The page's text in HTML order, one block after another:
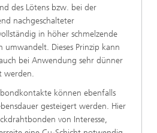
des Lötens bzw. bei der
nachgeschalteter
in höher schmelzende
umwandelt. Dieses Prinzip kann
bei Anwendung sehr dünner
werden.
können ebenfalls
gesteigert werden. Hier
von Interesse,